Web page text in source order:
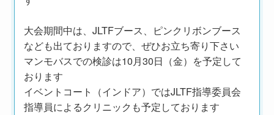
大会期間中は、JLTFブース、ピンクリボンブース
なども出ておりますので、ぜひお立ち寄り下さい
マンモバスでの検診は10月30日（金）を予定して
おります
イベントコート（インドア）ではJLTF指導委員会
指導員によるクリニックも予定しております